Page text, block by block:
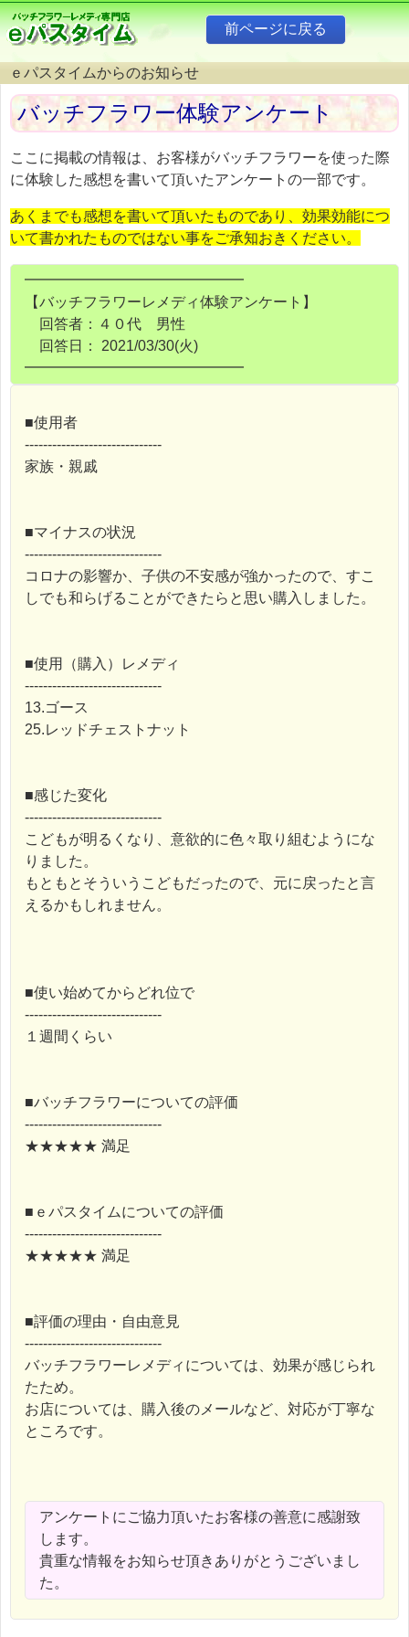
ｅパスタイムからのお知らせ
バッチフラワー体験アンケート
ここに掲載の情報は、お客様がバッチフラワーを使った際
に体験した感想を書いて頂いたアンケートの一部です。
あくまでも感想を書いて頂いたものであり、効果効能につ
いて書かれたものではない事をご承知おきください。
━━━━━━━━━━━━━━━
【バッチフラワーレメディ体験アンケート】
回答者：４０代 男性
回答日： 2021/03/30(火)
━━━━━━━━━━━━━━━
■使用者
------------------------------
家族・親戚
■マイナスの状況
------------------------------
コロナの影響か、子供の不安感が強かったので、すこ
しでも和らげることができたらと思い購入しました。
■使用（購入）レメディ
------------------------------
13.ゴース
25.レッドチェストナット
■感じた変化
------------------------------
こどもが明るくなり、意欲的に色々取り組むようにな
りました。
もともとそういうこどもだったので、元に戻ったと言
えるかもしれません。
■使い始めてからどれ位で
------------------------------
１週間くらい
■バッチフラワーについての評価
------------------------------
★★★★★ 満足
■ｅパスタイムについての評価
------------------------------
★★★★★ 満足
■評価の理由・自由意見
------------------------------
バッチフラワーレメディについては、効果が感じられ
たため。
お店については、購入後のメールなど、対応が丁寧な
ところです。
アンケートにご協力頂いたお客様の善意に感謝致
します。
貴重な情報をお知らせ頂きありがとうございまし
た。